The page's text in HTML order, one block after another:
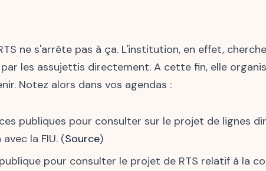
ne s'arrête pas à ça. L'institution, en effet,
les assujettis directement. A cette fin, elle
Notez alors dans vos agendas :
publiques pour consulter sur le projet de lignes
la FIU. (Source)
pour consulter le projet de RTS relatif à la